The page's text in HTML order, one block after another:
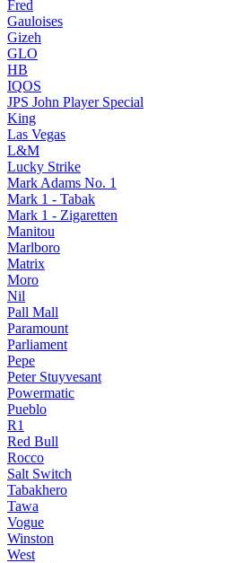
Fred
Gauloises
Gizeh
GLO
HB
IQOS
JPS John Player Special
King
Las Vegas
L&M
Lucky Strike
Mark Adams No. 1
Mark 1 - Tabak
Mark 1 - Zigaretten
Manitou
Marlboro
Matrix
Moro
Nil
Pall Mall
Paramount
Parliament
Pepe
Peter Stuyvesant
Powermatic
Pueblo
R1
Red Bull
Rocco
Salt Switch
Tabakhero
Tawa
Vogue
Winston
West